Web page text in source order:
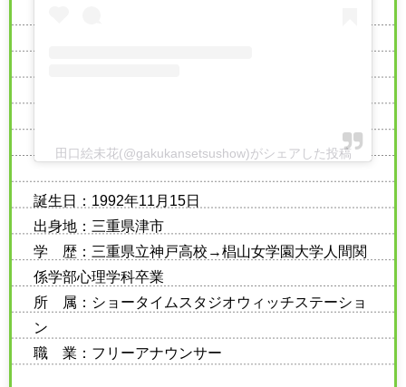
田口絵未花(@gakukansetsushow)がシェアした投稿
誕生日：1992年11月15日
出身地：三重県津市
学 歴：三重県立神戸高校→椙山女学園大学人間関
係学部心理学科卒業
所 属：ショータイムスタジオウィッチステーショ
ン
職 業：フリーアナウンサー